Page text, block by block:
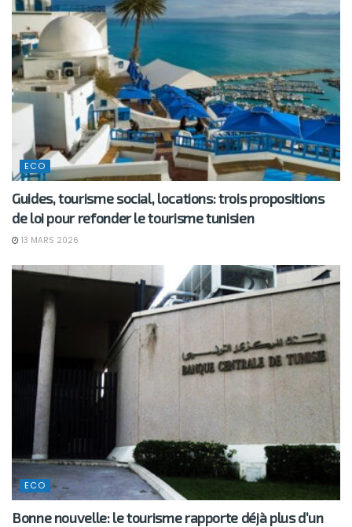
ECO
Guides, tourisme social, locations: trois propositions
de loi pour refonder le tourisme tunisien
13 MARS 2026
ECO
Bonne nouvelle: le tourisme rapporte déjà plus d’un